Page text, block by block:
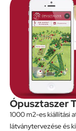
Ópusztaszer
1000 m2-es kiállítási
látványtervezése és